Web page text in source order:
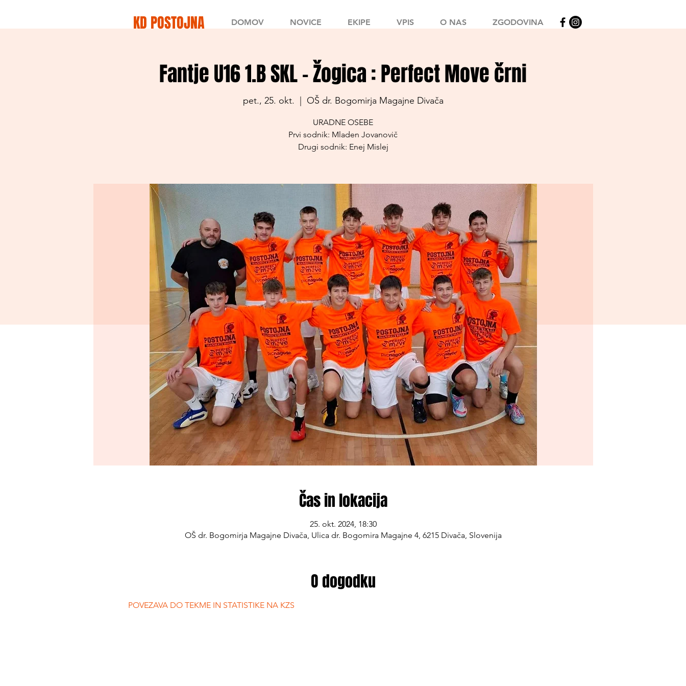
KD POSTOJNA DOMOV NOVICE EKIPE VPIS O NAS ZGODOVINA
Fantje U16 1.B SKL - Žogica : Perfect Move črni
pet., 25. okt. OŠ dr. Bogomirja Magajne Divača
URADNE OSEBE
Prvi sodnik: Mladen Jovanovič
Drugi sodnik: Enej Mislej
Čas in lokacija
25. okt. 2024, 18:30
OŠ dr. Bogomirja Magajne Divača, Ulica dr. Bogomira Magajne 4, 6215 Divača, Slovenija
O dogodku
POVEZAVA DO TEKME IN STATISTIKE NA KZS